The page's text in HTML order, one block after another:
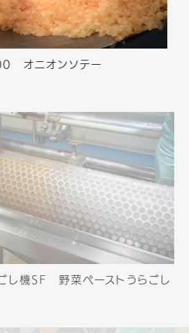
オニオンソテー
し機SF 野菜ペーストうらごし